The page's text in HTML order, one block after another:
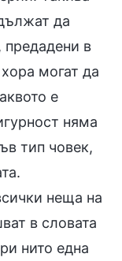
да
в
могат да
е
няма
тип човек,
неща на
в словата
нито една